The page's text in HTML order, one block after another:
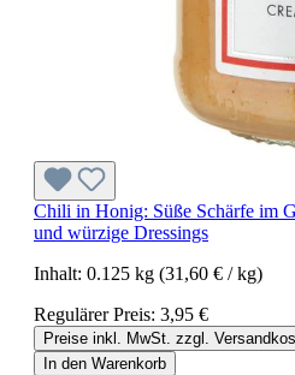
Chili in Honig: Süße Schärfe im
und würzige Dressings
Inhalt: 0.125 kg (31,60 € / kg)
Regulärer Preis: 3,95 €
Preise inkl. MwSt. zzgl.
In den Warenkorb